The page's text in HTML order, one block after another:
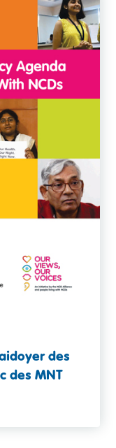
des
des MNT